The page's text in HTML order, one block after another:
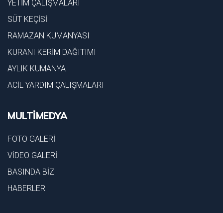
YETİM ÇALIŞMALARI
SÜT KEÇİSİ
RAMAZAN KUMANYASI
KURANI KERİM DAĞITIMI
AYLIK KUMANYA
ACİL YARDIM ÇALIŞMALARI
MULTİMEDYA
FOTO GALERİ
VİDEO GALERİ
BASINDA BİZ
HABERLER